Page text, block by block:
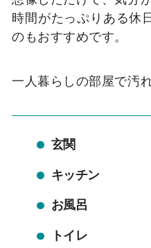
時間がたっぷりある休
のもおすすめです。
一人暮らしの部屋で汚
玄関
キッチン
お風呂
トイレ